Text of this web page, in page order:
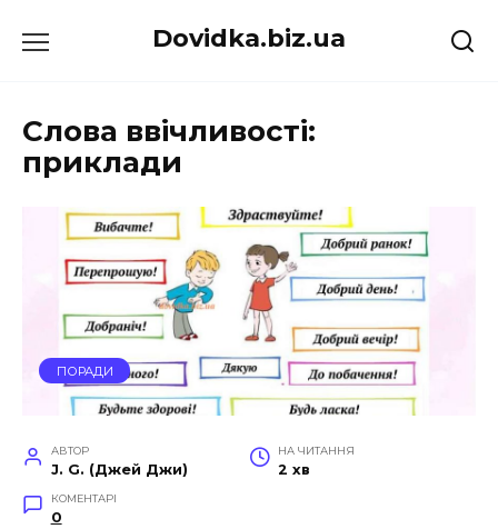
до
Dovidka.biz.ua
Слова ввічливості:
приклади
ПОРАДИ
АВТОР
J. G. (Джей Джи)
НА ЧИТАННЯ
2 хв
КОМЕНТАРІ
0